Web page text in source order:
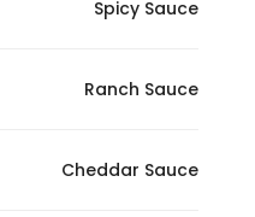
Spicy Sauce
Ranch Sauce
Cheddar Sauce